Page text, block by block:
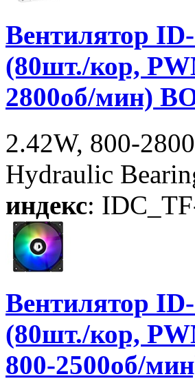
Вентилятор
(80шт./кор,
2800об/мин)
2.42W, 800-
Hydraulic
индекс:
Вентилятор
(80шт./кор,
800-2500об/